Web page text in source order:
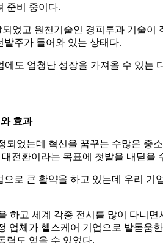
준비 중이다.
었고 원천기술인 경피투과 기술
주가 들어와 있는 상태다.
도 엄청난 성장을 가져올 수 있
효과
되었는데 혁신을 꿈꾸는 수많은
전환이라는 목표에 첫발을 내딛
로 큰 활약을 하고 있는데 우리
하고 세계 각종 전시를 많이 다니
업체가 헬스케어 기업으로 발돋움
력도 얻을 수 있었다.